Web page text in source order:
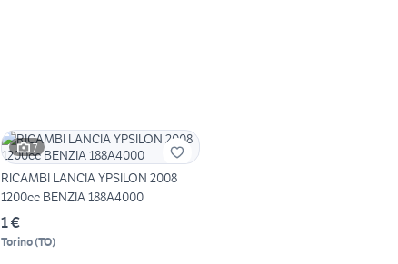
7
RICAMBI LANCIA YPSILON 2008
1200cc BENZIA 188A4000
1 €
Torino(TO)